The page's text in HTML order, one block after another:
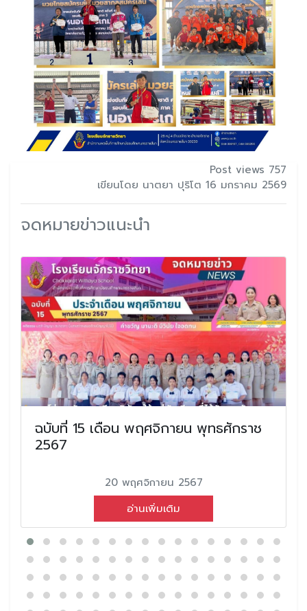
Post views 757
เขียนโดย นาตยา ปุริโต 16 มกราคม 2569
จดหมายข่าวแนะนำ
ฉบับที่ 15 เดือน พฤศจิกายน พุทธศักราช
2567
20 พฤศจิกายน 2567
อ่านเพิ่มเติม